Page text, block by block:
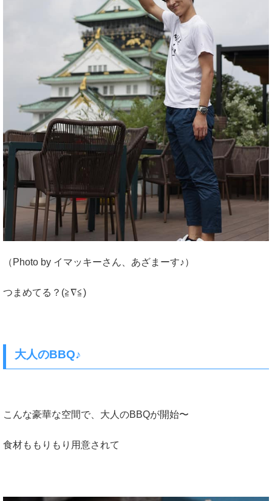
（Photo by イマッキーさん、あざまーす♪）
つまめてる？(≧∇≦)
大人のBBQ♪
こんな豪華な空間で、大人のBBQが開始〜
食材ももりもり用意されて